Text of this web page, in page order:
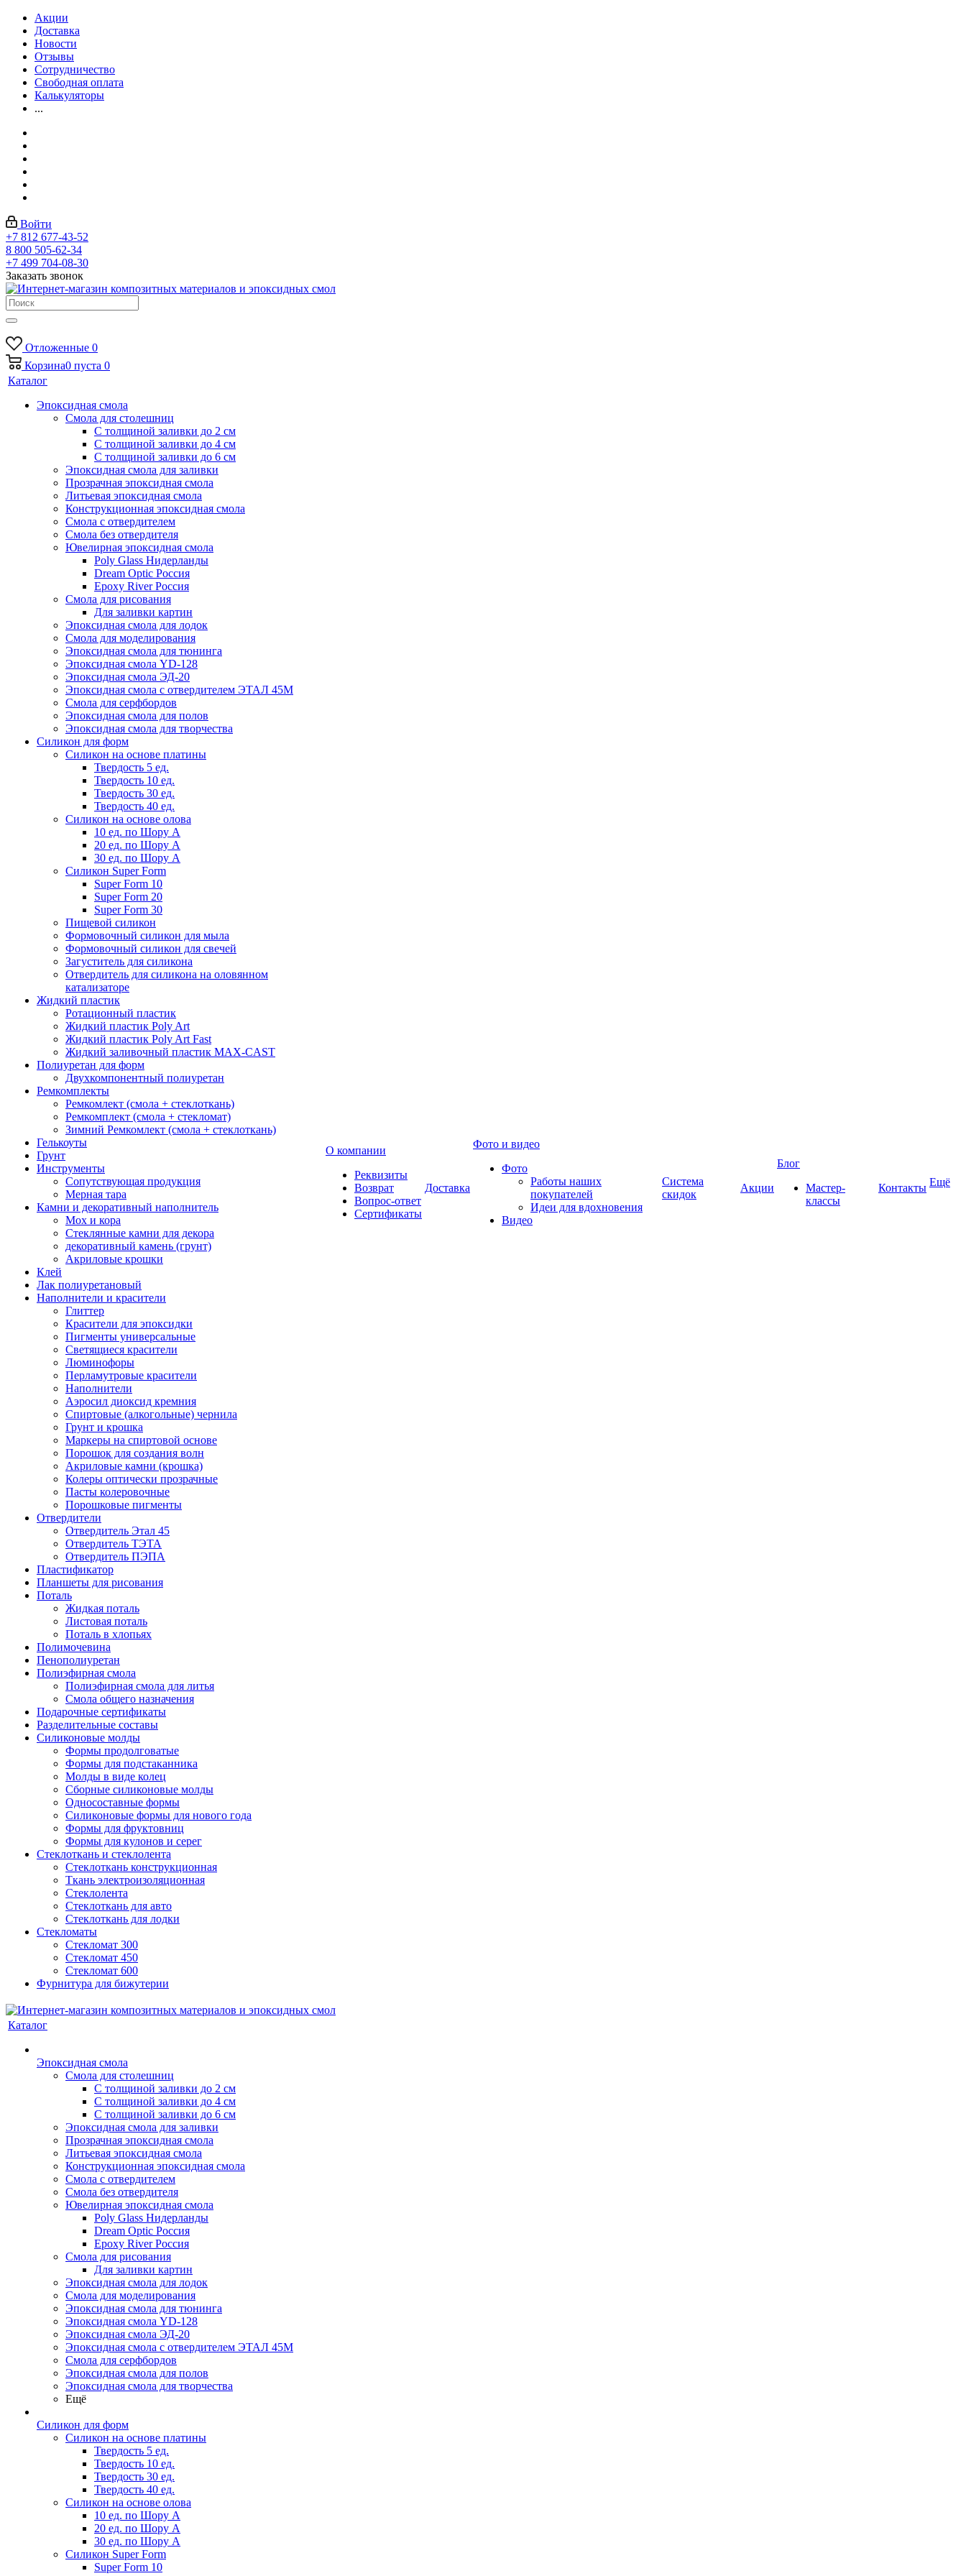
Акции
Доставка
Новости
Отзывы
Сотрудничество
Свободная оплата
Калькуляторы
...
Войти
+7 812 677-43-52
8 800 505-62-34
+7 499 704-08-30
Заказать звонок
Отложенные 0
Корзина0 пуста 0
Каталог
Эпоксидная смола
Смола для столешниц
С толщиной заливки до 2 см
С толщиной заливки до 4 см
С толщиной заливки до 6 см
Эпоксидная смола для заливки
Прозрачная эпоксидная смола
Литьевая эпоксидная смола
Конструкционная эпоксидная смола
Смола с отвердителем
Смола без отвердителя
Ювелирная эпоксидная смола
Poly Glass Нидерланды
Dream Optic Россия
Epoxy River Россия
Смола для рисования
Для заливки картин
Эпоксидная смола для лодок
Смола для моделирования
Эпоксидная смола для тюнинга
Эпоксидная смола YD-128
Эпоксидная смола ЭД-20
Эпоксидная смола с отвердителем ЭТАЛ 45М
Смола для серфбордов
Эпоксидная смола для полов
Эпоксидная смола для творчества
Силикон для форм
Силикон на основе платины
Твердость 5 ед.
Твердость 10 ед.
Твердость 30 ед.
Твердость 40 ед.
Силикон на основе олова
10 ед. по Шору А
20 ед. по Шору А
30 ед. по Шору А
Силикон Super Form
Super Form 10
Super Form 20
Super Form 30
Пищевой силикон
Формовочный силикон для мыла
Формовочный силикон для свечей
Загуститель для силикона
Отвердитель для силикона на оловянном
катализаторе
Жидкий пластик
Ротационный пластик
Жидкий пластик Poly Art
Жидкий пластик Poly Art Fast
Жидкий заливочный пластик MAX-CAST
Полиуретан для форм
Двухкомпонентный полиуретан
Ремкомплекты
Ремкомлект (смола + стеклоткань)
Ремкомплект (смола + стекломат)
Зимний Ремкомлект (смола + стеклоткань)
Гелькоуты
Грунт
Инструменты
Сопутствующая продукция
Мерная тара
Камни и декоративный наполнитель
Мох и кора
Стеклянные камни для декора
декоративный камень (грунт)
Акриловые крошки
Клей
Лак полиуретановый
Наполнители и красители
Глиттер
Красители для эпоксидки
Пигменты универсальные
Светящиеся красители
Люминофоры
Перламутровые красители
Наполнители
Аэросил диоксид кремния
Спиртовые (алкогольные) чернила
Грунт и крошка
Маркеры на спиртовой основе
Порошок для создания волн
Акриловые камни (крошка)
Колеры оптически прозрачные
Пасты колеровочные
Порошковые пигменты
Отвердители
Отвердитель Этал 45
Отвердитель ТЭТА
Отвердитель ПЭПА
Пластификатор
Планшеты для рисования
Поталь
Жидкая поталь
Листовая поталь
Поталь в хлопьях
Полимочевина
Пенополиуретан
Полиэфирная смола
Полиэфирная смола для литья
Смола общего назначения
Подарочные сертификаты
Разделительные составы
Силиконовые молды
Формы продолговатые
Формы для подстаканника
Молды в виде колец
Сборные силиконовые молды
Односоставные формы
Силиконовые формы для нового года
Формы для фруктовниц
Формы для кулонов и серег
Стеклоткань и стеклолента
Стеклоткань конструкционная
Ткань электроизоляционная
Стеклолента
Стеклоткань для авто
Стеклоткань для лодки
Стекломаты
Стекломат 300
Стекломат 450
Стекломат 600
Фурнитура для бижутерии
О компании
Реквизиты
Возврат
Вопрос-ответ
Сертификаты
Доставка
Фото и видео
Фото
Работы наших
покупателей
Идеи для вдохновения
Видео
Система
скидок
Акции
Блог
Мастер-
классы
Контакты Ещё
Каталог
Эпоксидная смола
Смола для столешниц
С толщиной заливки до 2 см
С толщиной заливки до 4 см
С толщиной заливки до 6 см
Эпоксидная смола для заливки
Прозрачная эпоксидная смола
Литьевая эпоксидная смола
Конструкционная эпоксидная смола
Смола с отвердителем
Смола без отвердителя
Ювелирная эпоксидная смола
Poly Glass Нидерланды
Dream Optic Россия
Epoxy River Россия
Смола для рисования
Для заливки картин
Эпоксидная смола для лодок
Смола для моделирования
Эпоксидная смола для тюнинга
Эпоксидная смола YD-128
Эпоксидная смола ЭД-20
Эпоксидная смола с отвердителем ЭТАЛ 45М
Смола для серфбордов
Эпоксидная смола для полов
Эпоксидная смола для творчества
Ещё
Силикон для форм
Силикон на основе платины
Твердость 5 ед.
Твердость 10 ед.
Твердость 30 ед.
Твердость 40 ед.
Силикон на основе олова
10 ед. по Шору А
20 ед. по Шору А
30 ед. по Шору А
Силикон Super Form
Super Form 10